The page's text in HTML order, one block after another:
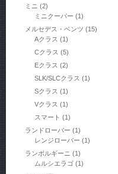
ミニ (2)
ミニクーパー (1)
メルセデス・ベンツ (15)
Aクラス (1)
Cクラス (5)
Eクラス (2)
SLK/SLCクラス (1)
Sクラス (1)
Vクラス (1)
スマート (1)
ランドローバー (1)
レンジローバー (1)
ランボルギーニ (1)
ムルシエラゴ (1)